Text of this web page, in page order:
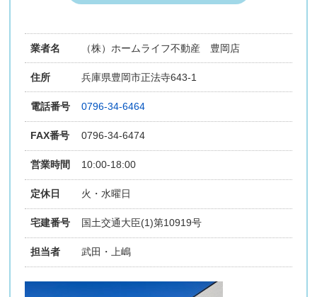
業者名 （株）ホームライフ不動産 豊岡店
住所 兵庫県豊岡市正法寺643-1
電話番号 0796-34-6464
FAX番号 0796-34-6474
営業時間 10:00-18:00
定休日 火・水曜日
宅建番号 国土交通大臣(1)第10919号
担当者 武田・上嶋